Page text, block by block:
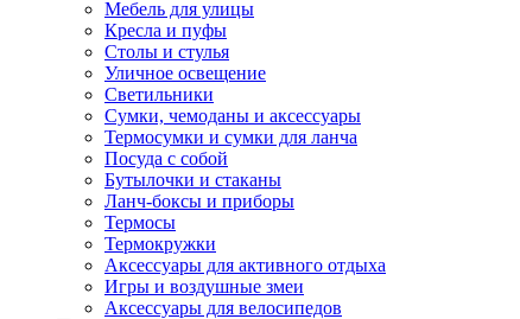
Мебель для улицы
Кресла и пуфы
Столы и стулья
Уличное освещение
Светильники
Сумки, чемоданы и аксессуары
Термосумки и сумки для ланча
Посуда с собой
Бутылочки и стаканы
Ланч-боксы и приборы
Термосы
Термокружки
Аксессуары для активного отдыха
Игры и воздушные змеи
Аксессуары для велосипедов